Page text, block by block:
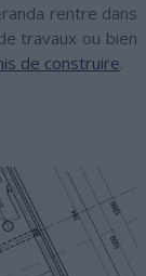
rentre dans
travaux ou bien
de construire.